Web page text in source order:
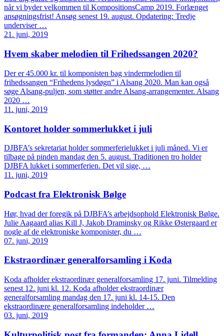
når vi byder velkommen til KompositionsCamp 2019. Forlænget
ansøgningsfrist! Ansøg senest 19. august. Opdatering: Tredje
underviser …
21. juni, 2019
Hvem skaber melodien til Frihedssangen 2020?
Der er 45.000 kr. til komponisten bag vindermelodien til
frihedssangen “Frihedens lysdøgn” i Alsang 2020. Man kan også
søge Alsang-puljen, som støtter andre Alsang-arrangementer. Alsang
2020 …
11. juni, 2019
Kontoret holder sommerlukket i juli
DJBFA’s sekretariat holder sommerferielukket i juli måned. Vi er
tilbage på pinden mandag den 5. august. Traditionen tro holder
DJBFA lukket i sommerferien. Det vil sige, …
11. juni, 2019
Podcast fra Elektronisk Bølge
Hør, hvad der foregik på DJBFA’s arbejdsophold Elektronisk Bølge.
Julie Aagaard alias Kill J, Jakob Draminsky og Rikke Østergaard er
nogle af de elektroniske komponister, du …
07. juni, 2019
Ekstraordinær generalforsamling i Koda
Koda afholder ekstraordinær generalforsamling 17. juni. Tilmelding
senest 12. juni kl. 12. Koda afholder ekstraordinær
generalforsamling mandag den 17. juni kl. 14-15. Den
ekstraordinære generalforsamling indeholder …
03. juni, 2019